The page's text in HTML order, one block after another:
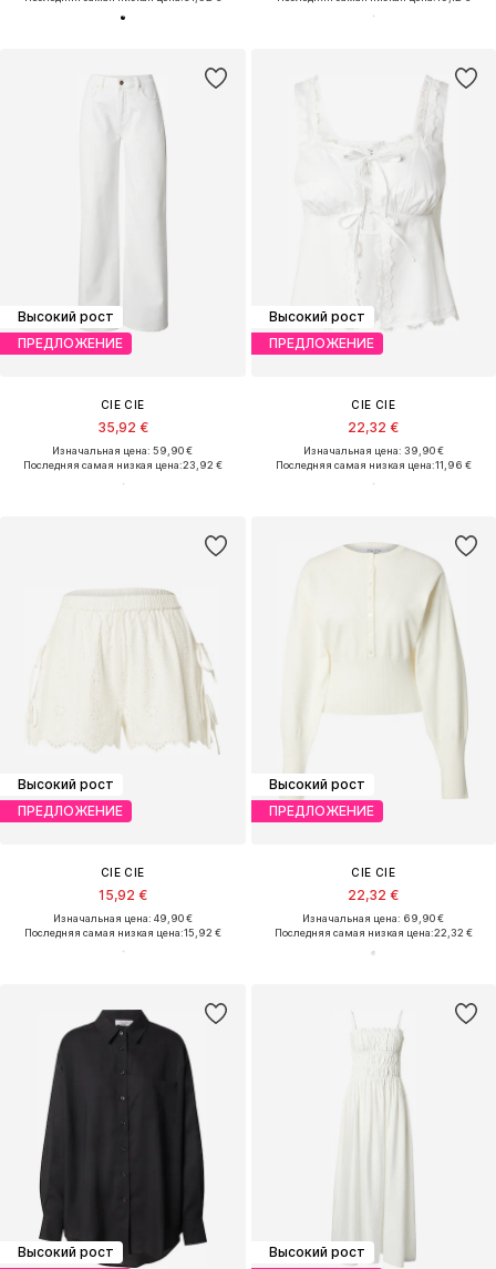
Высокий рост
ПРЕДЛОЖЕНИЕ
CIE CIE
35,92 €
Изначальная цена: 59,90 €
Последняя самая низкая цена:23,92 €
Высокий рост
ПРЕДЛОЖЕНИЕ
CIE CIE
22,32 €
Изначальная цена: 39,90 €
Последняя самая низкая цена:11,96 €
Высокий рост
ПРЕДЛОЖЕНИЕ
CIE CIE
15,92 €
Изначальная цена: 49,90 €
Последняя самая низкая цена:15,92 €
Высокий рост
ПРЕДЛОЖЕНИЕ
CIE CIE
22,32 €
Изначальная цена: 69,90 €
Последняя самая низкая цена:22,32 €
Высокий рост
Высокий рост